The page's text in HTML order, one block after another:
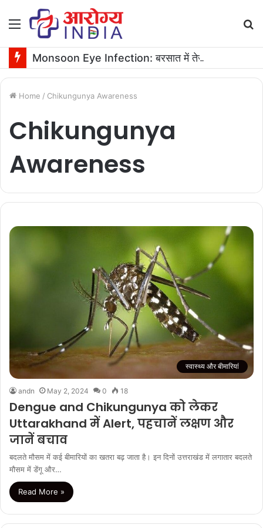
Menu
Home / Chikungunya Awareness
Chikungunya
Awareness
स्वास्थ्य और बीमारियां
andn May 2, 2024 0 18
Dengue and Chikungunya को लेकर
Uttarakhand में Alert, पहचानें लक्षण और
जानें बचाव
बदलते मौसम में कई बीमारियों का खतरा बढ़ जाता है। इन दिनों उत्तराखंड में लगातार बदलते
मौसम में डेंगू और…
Read More »